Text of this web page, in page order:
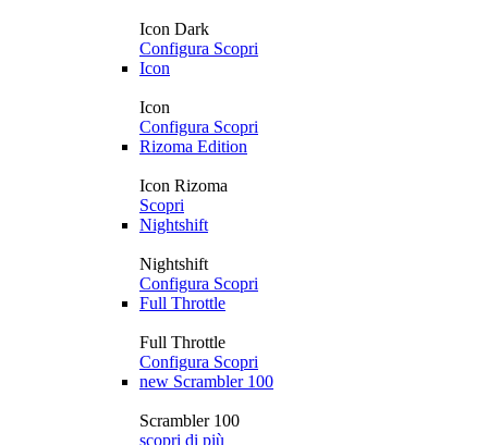
Icon Dark
Configura Scopri
Icon
Icon
Configura Scopri
Rizoma Edition
Icon Rizoma
Scopri
Nightshift
Nightshift
Configura Scopri
Full Throttle
Full Throttle
Configura Scopri
new Scrambler 100
Scrambler 100
scopri di più